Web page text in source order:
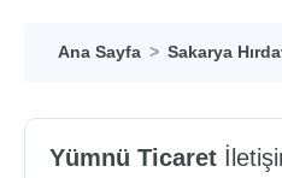
Ana Sayfa Sakarya
Yümnü Ticaret